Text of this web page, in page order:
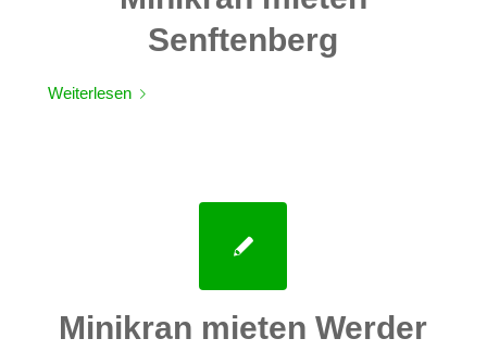
Senftenberg
Weiterlesen
Minikran mieten Werder